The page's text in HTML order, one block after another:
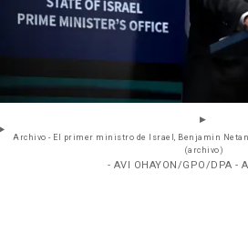
Archivo - El primer ministro de Israel, Benjamin
(archivo)
- AVI OHAYON/GPO/DPA -